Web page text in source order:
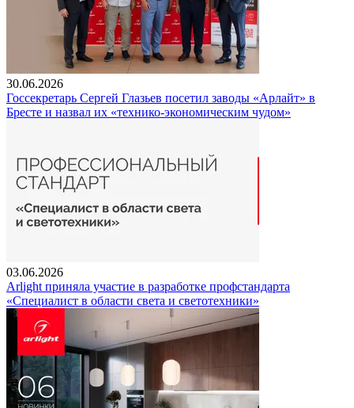
30.06.2026
Госсекретарь Сергей Глазьев посетил заводы «Арлайт» в
Бресте и назвал их «технико-экономическим чудом»
03.06.2026
Arlight приняла участие в разработке профстандарта
«Специалист в области света и светотехники»